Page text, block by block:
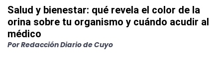
Salud y bienestar: qué revela el color de la
orina sobre tu organismo y cuándo acudir al
médico
PorRedacción Diario de Cuyo